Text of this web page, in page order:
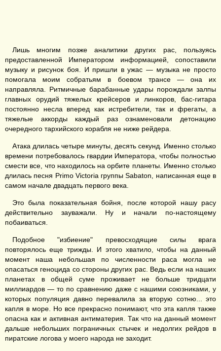
Лишь многим позже аналитики других рас, пользуясь
предоставленной Императором информацией, сопоставили
музыку и рисунок боя. И пришли в ужас — музыка не просто
помогала моим собратьям в боевом трансе — она их
направляла. Ритмичные барабанные удары порождали залпы
главных орудий тяжелых крейсеров и линкоров, бас-гитара
постоянно несла вперед как истребители, так и фрегаты, а
тяжелые аккорды каждый раз ознаменовали детонацию
очередного тархийского корабля не ниже рейдера.
Атака длилась четыре минуты, десять секунд. Именно столько
времени потребовалось гвардии Императора, чтобы полностью
смести все, что находилось на орбите планеты. Именно столько
длилась песня Primo Victoria группы Sabaton, написанная еще в
самом начале двадцать первого века.
Это была показательная бойня, после которой нашу расу
действительно зауважали. Ну и начали по-настоящему
побаиваться.
Подобное "избиение" превосходящие силы врага
повторялось еще трижды. И этого хватило, чтобы на данный
момент наша небольшая по численности раса могла не
опасаться геноцида со стороны других рас. Ведь если на наших
планетах в общей суме проживает не больше тридцати
миллиардов — то по сравнению даже с нашими союзниками, у
которых популяция давно перевалила за вторую сотню... это
капля в море. Но все прекрасно понимают, что эта капля также
опасна как и активная антиматерия. Так что на данный момент
дальше небольших пограничных стычек и недолгих рейдов в
пиратские логова у моего народа не заходит.